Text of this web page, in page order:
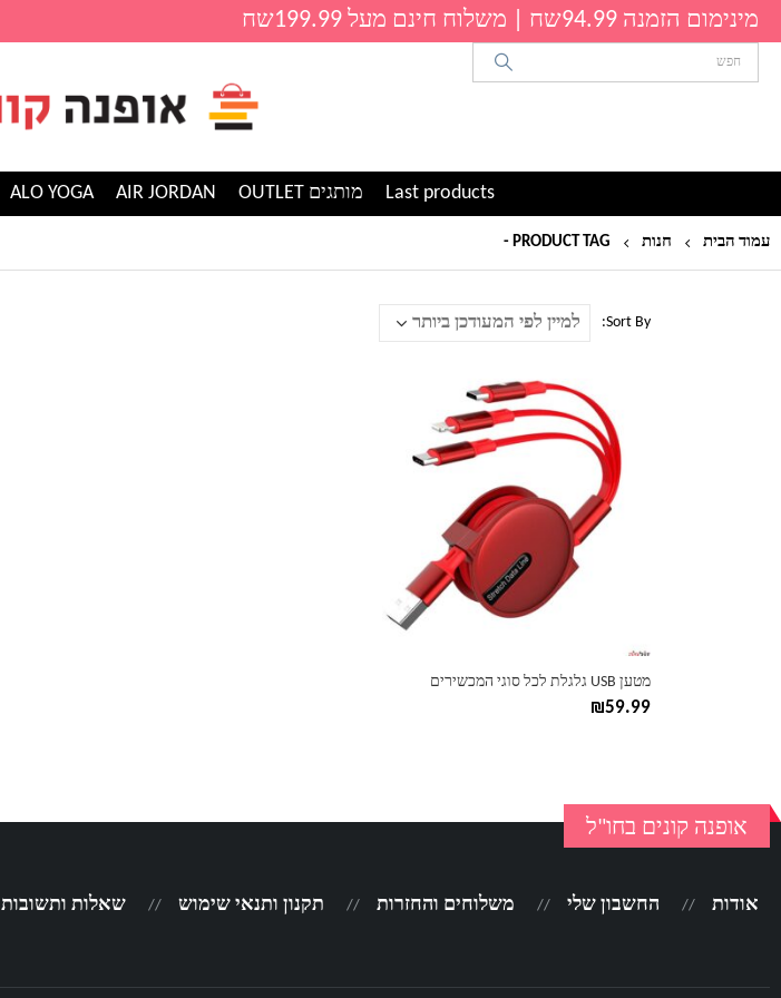
מינימום הזמנה 94.99שח | משלוח חינם מעל 199.99שח
Last products מותגים OUTLET AIR JORDAN
ALO YOGA
עמוד הבית חנות PRODUCT TAG -
Sort By:
מטען USB גלגלת לכל סוגי המכשירים
₪59.99
מספר
סוגים.
אופנה קונים בחו"ל
אודות החשבון שלי משלוחים והחזרות תקנון ותנאי שימוש שאלות ותשובות